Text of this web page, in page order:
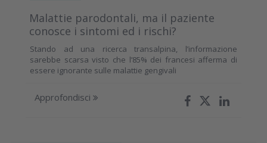
Malattie parodontali, ma il paziente
conosce i sintomi ed i rischi?
Stando ad una ricerca transalpina, l’informazione
sarebbe scarsa visto che l’85% dei francesi afferma di
essere ignorante sulle malattie gengivali
Approfondisci